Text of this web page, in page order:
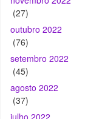
setembro 2022
(45)
agosto 2022
(37)
julho 2022
(41)
junho 2022
(65)